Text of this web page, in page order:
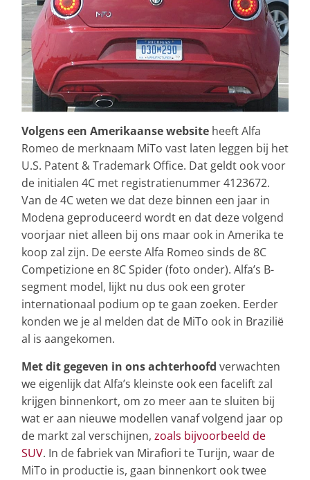
Volgens een Amerikaanse website heeft Alfa
Romeo de merknaam MiTo vast laten leggen bij het
U.S. Patent & Trademark Office. Dat geldt ook voor
de initialen 4C met registratienummer 4123672.
Van de 4C weten we dat deze binnen een jaar in
Modena geproduceerd wordt en dat deze volgend
voorjaar niet alleen bij ons maar ook in Amerika te
koop zal zijn. De eerste Alfa Romeo sinds de 8C
Competizione en 8C Spider (foto onder). Alfa’s B-
segment model, lijkt nu dus ook een groter
internationaal podium op te gaan zoeken. Eerder
konden we je al melden dat de MiTo ook in Brazilië
al is aangekomen.
Met dit gegeven in ons achterhoofd verwachten
we eigenlijk dat Alfa’s kleinste ook een facelift zal
krijgen binnenkort, om zo meer aan te sluiten bij
wat er aan nieuwe modellen vanaf volgend jaar op
de markt zal verschijnen, zoals bijvoorbeeld de
SUV. In de fabriek van Mirafiori te Turijn, waar de
MiTo in productie is, gaan binnenkort ook twee